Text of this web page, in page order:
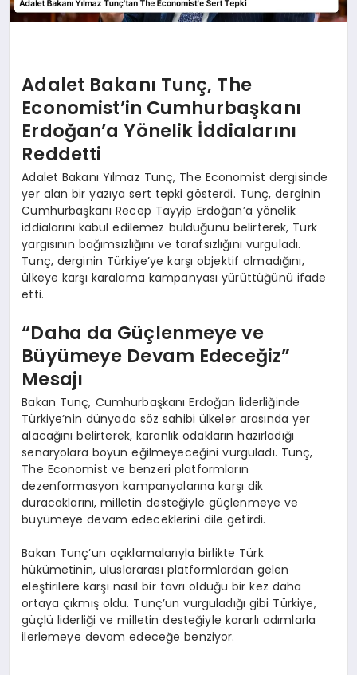
Adalet Bakanı Tunç, The
Economist’in Cumhurbaşkanı
Erdoğan’a Yönelik İddialarını
Reddetti
Adalet Bakanı Yılmaz Tunç, The Economist dergisinde
yer alan bir yazıya sert tepki gösterdi. Tunç, derginin
Cumhurbaşkanı Recep Tayyip Erdoğan’a yönelik
iddialarını kabul edilemez bulduğunu belirterek, Türk
yargısının bağımsızlığını ve tarafsızlığını vurguladı.
Tunç, derginin Türkiye’ye karşı objektif olmadığını,
ülkeye karşı karalama kampanyası yürüttüğünü ifade
etti.
“Daha da Güçlenmeye ve
Büyümeye Devam Edeceğiz”
Mesajı
Bakan Tunç, Cumhurbaşkanı Erdoğan liderliğinde
Türkiye’nin dünyada söz sahibi ülkeler arasında yer
alacağını belirterek, karanlık odakların hazırladığı
senaryolara boyun eğilmeyeceğini vurguladı. Tunç,
The Economist ve benzeri platformların
dezenformasyon kampanyalarına karşı dik
duracaklarını, milletin desteğiyle güçlenmeye ve
büyümeye devam edeceklerini dile getirdi.
Bakan Tunç’un açıklamalarıyla birlikte Türk
hükümetinin, uluslararası platformlardan gelen
eleştirilere karşı nasıl bir tavrı olduğu bir kez daha
ortaya çıkmış oldu. Tunç’un vurguladığı gibi Türkiye,
güçlü liderliği ve milletin desteğiyle kararlı adımlarla
ilerlemeye devam edeceğe benziyor.